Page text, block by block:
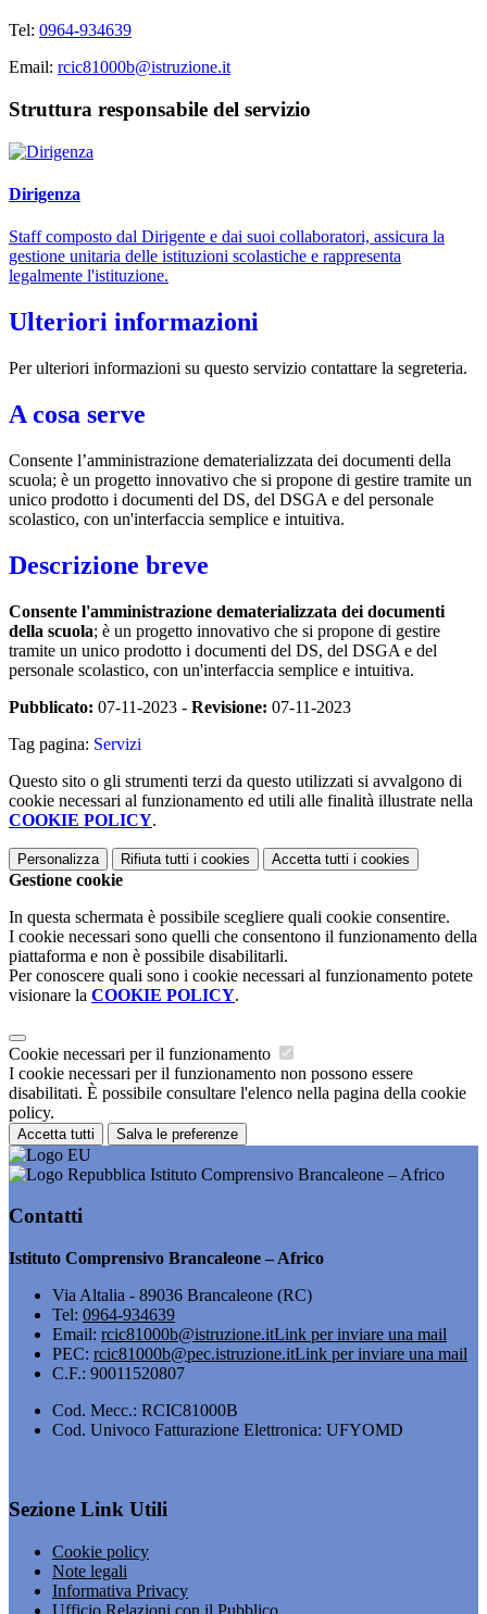
Tel: 0964-934639
Email: rcic81000b@istruzione.it
Struttura responsabile del servizio
Dirigenza
Staff composto dal Dirigente e dai suoi collaboratori, assicura la
gestione unitaria delle istituzioni scolastiche e rappresenta
legalmente l'istituzione.
Ulteriori informazioni
Per ulteriori informazioni su questo servizio contattare la segreteria.
A cosa serve
Consente l’amministrazione dematerializzata dei documenti della
scuola; è un progetto innovativo che si propone di gestire tramite un
unico prodotto i documenti del DS, del DSGA e del personale
scolastico, con un'interfaccia semplice e intuitiva.
Descrizione breve
Consente l'amministrazione dematerializzata dei documenti
della scuola; è un progetto innovativo che si propone di gestire
tramite un unico prodotto i documenti del DS, del DSGA e del
personale scolastico, con un'interfaccia semplice e intuitiva.
Pubblicato: 07-11-2023 - Revisione: 07-11-2023
Tag pagina: Servizi
Questo sito o gli strumenti terzi da questo utilizzati si avvalgono di
cookie necessari al funzionamento ed utili alle finalità illustrate nella
COOKIE POLICY.
Personalizza Rifiuta tutti i cookies Accetta tutti i cookies
Gestione cookie
In questa schermata è possibile scegliere quali cookie consentire.
I cookie necessari sono quelli che consentono il funzionamento della
piattaforma e non è possibile disabilitarli.
Per conoscere quali sono i cookie necessari al funzionamento potete
visionare la COOKIE POLICY.
Cookie necessari per il funzionamento
I cookie necessari per il funzionamento non possono essere
disabilitati. È possibile consultare l'elenco nella pagina della cookie
policy.
Accetta tutti Salva le preferenze
Istituto Comprensivo Brancaleone – Africo
Contatti
Istituto Comprensivo Brancaleone – Africo
Via Altalia - 89036 Brancaleone (RC)
Tel: 0964-934639
Email: rcic81000b@istruzione.itLink per inviare una mail
PEC: rcic81000b@pec.istruzione.itLink per inviare una mail
C.F.: 90011520807
Cod. Mecc.: RCIC81000B
Cod. Univoco Fatturazione Elettronica: UFYOMD
Sezione Link Utili
Cookie policy
Note legali
Informativa Privacy
Ufficio Relazioni con il Pubblico